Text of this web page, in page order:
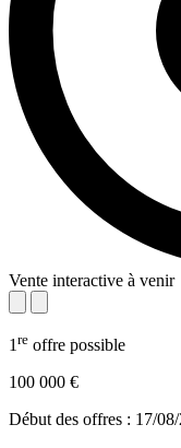
Vente interactive à venir
1 re offre possible
100 000 €
Début des offres : 17/